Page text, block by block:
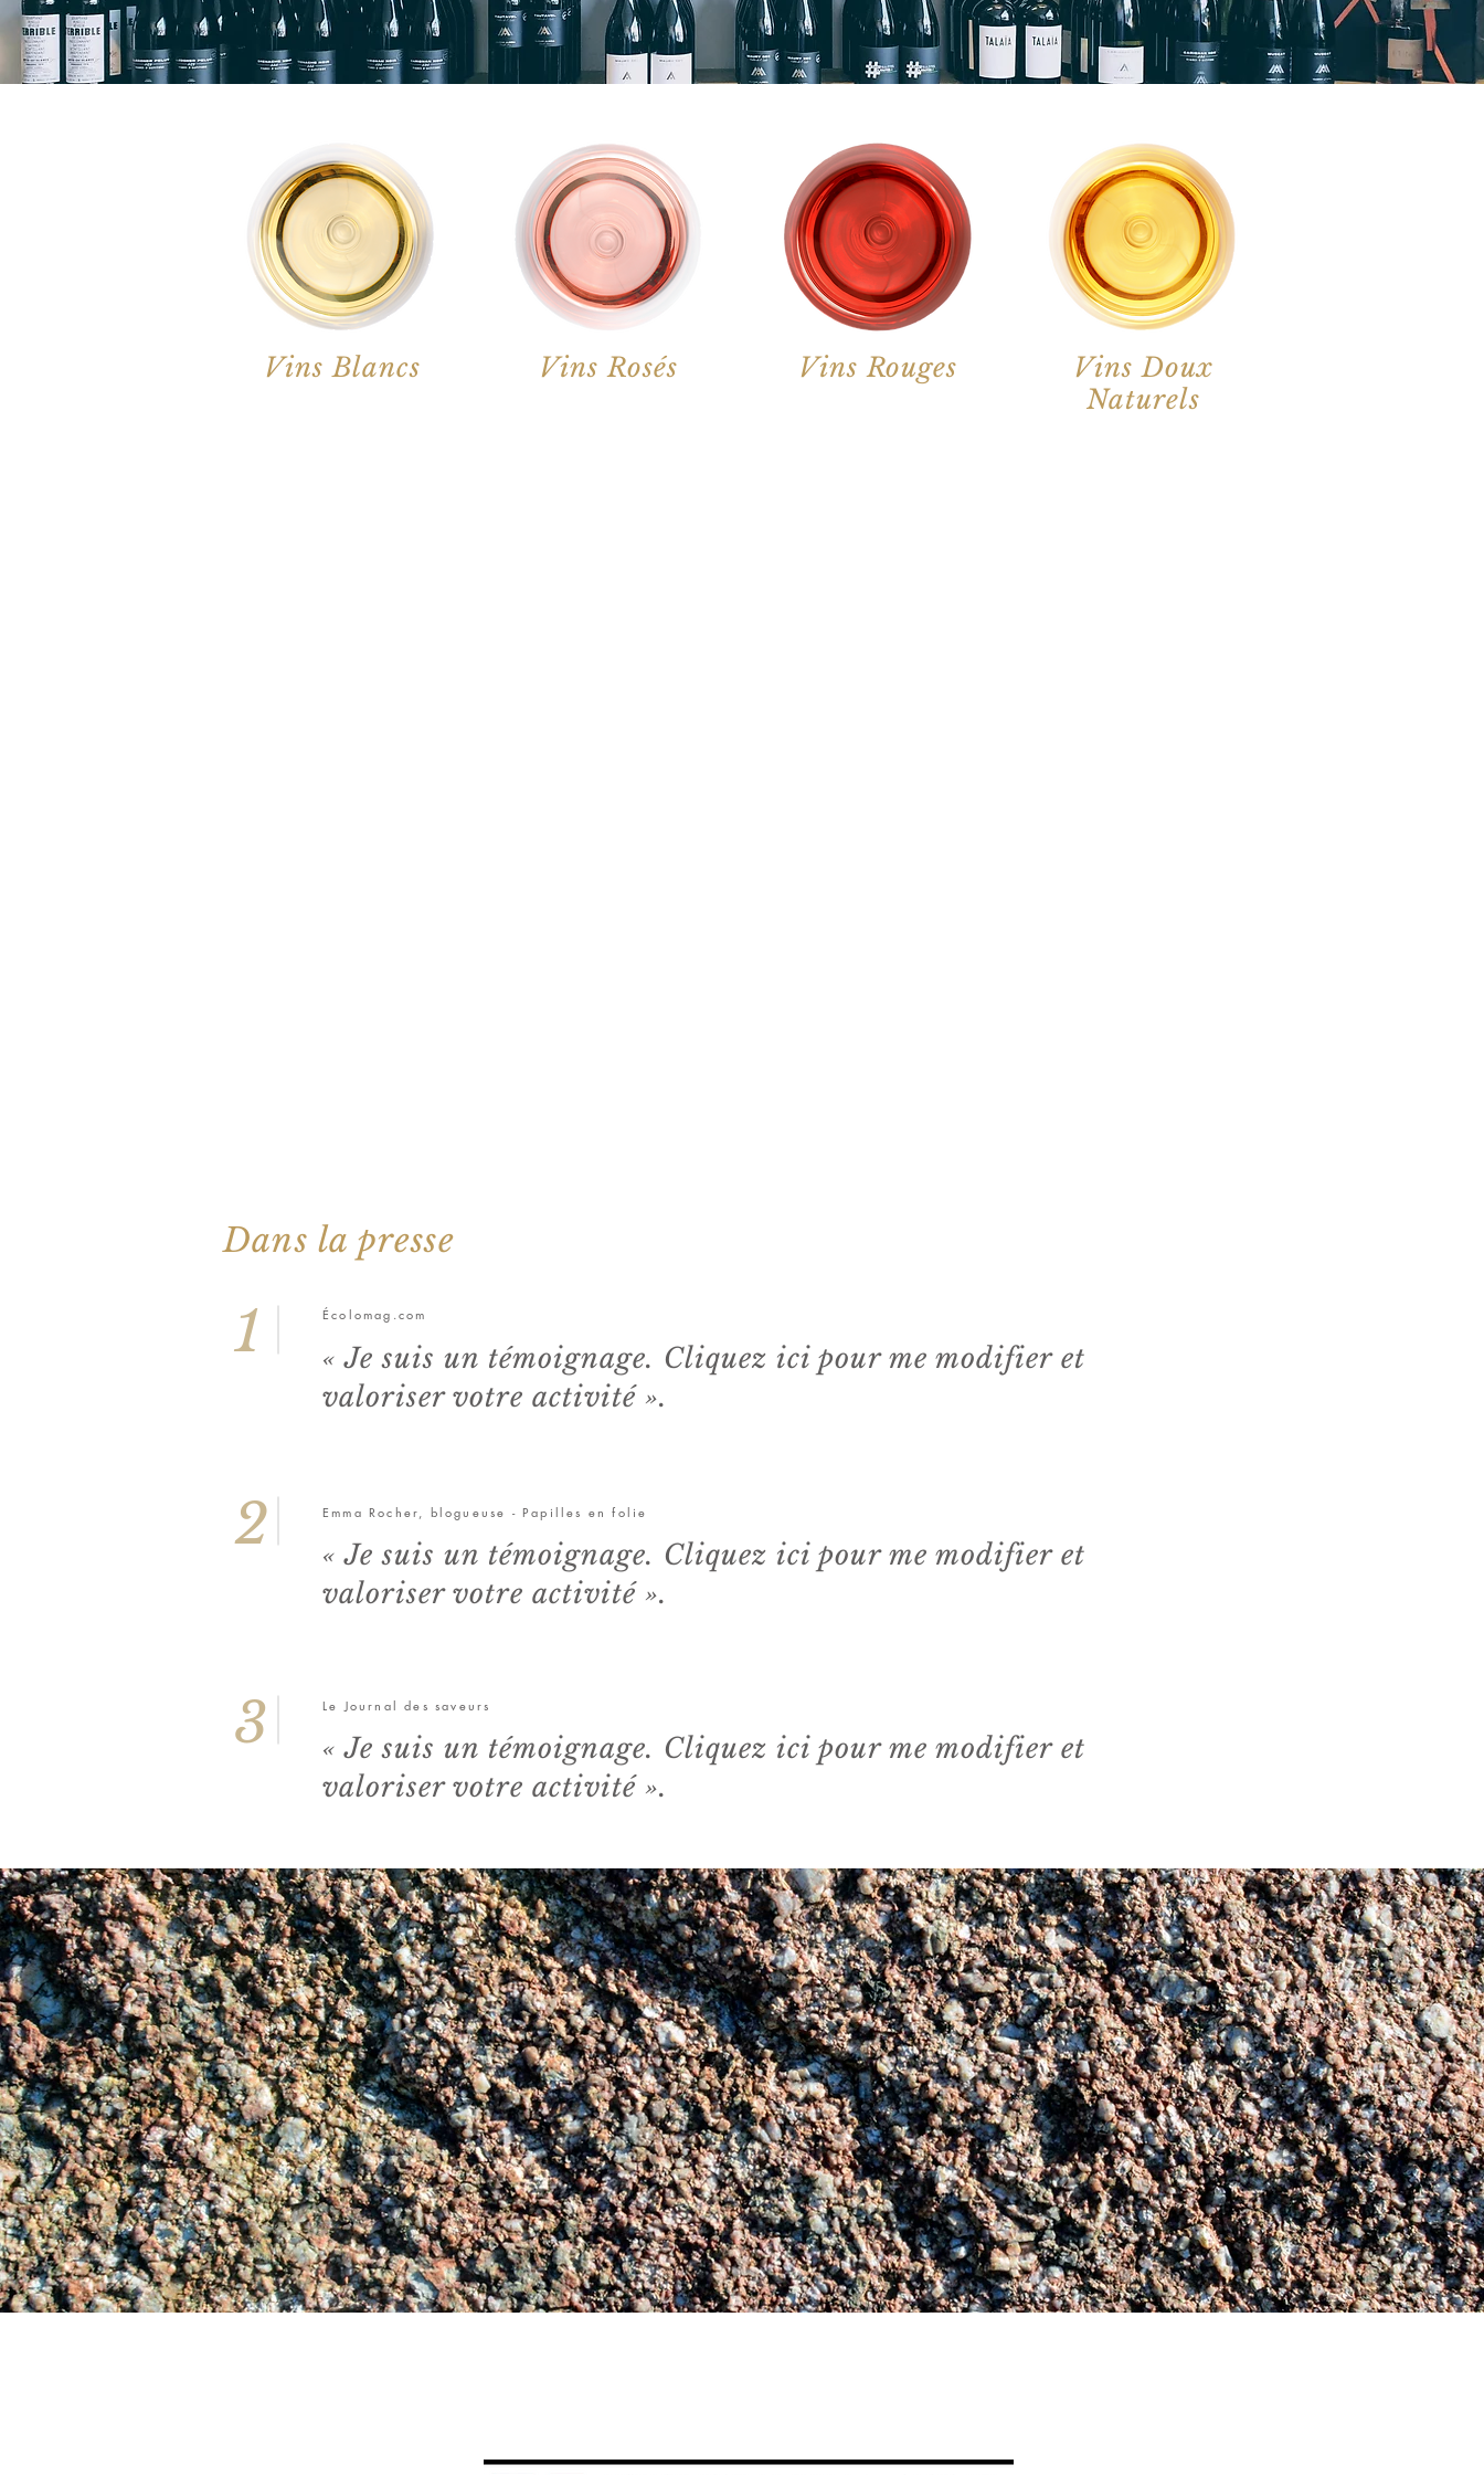
Vins Blancs Vins Rosés Vins Rouges
Vins Doux
Naturels
Dans la presse
1 Écolomag.com
« Je suis un témoignage. Cliquez ici pour me modifier et
valoriser votre activité ».
2 Emma Rocher, blogueuse - Papilles en folie
« Je suis un témoignage. Cliquez ici pour me modifier et
valoriser votre activité ».
3 Le Journal des saveurs
« Je suis un témoignage. Cliquez ici pour me modifier et
valoriser votre activité ».